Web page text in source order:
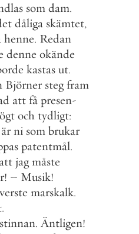
som dam.
dåliga skämtet,
henne. Redan
denne okände
kastas ut.
Björner steg fram
att få presen-
och tydligt:
är ni som brukar
patentmål.
jag måste
! – Musik!
marskalk.
.
. Äntligen!